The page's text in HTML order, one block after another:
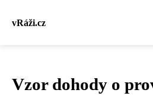
vRáži.cz
Vzor dohody o